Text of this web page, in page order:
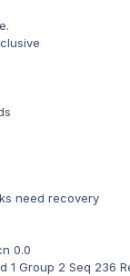
need recovery
0.0
1 Group 2 Seq 236